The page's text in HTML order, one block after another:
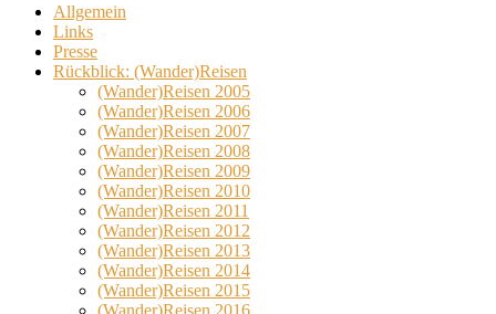
Allgemein
Links
Presse
Rückblick: (Wander)Reisen
(Wander)Reisen 2005
(Wander)Reisen 2006
(Wander)Reisen 2007
(Wander)Reisen 2008
(Wander)Reisen 2009
(Wander)Reisen 2010
(Wander)Reisen 2011
(Wander)Reisen 2012
(Wander)Reisen 2013
(Wander)Reisen 2014
(Wander)Reisen 2015
(Wander)Reisen 2016